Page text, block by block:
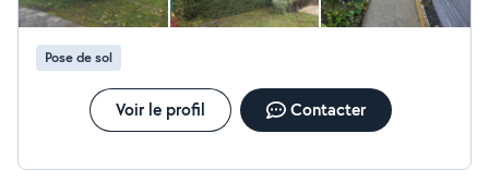
Pose de sol
Voir le profil Contacter